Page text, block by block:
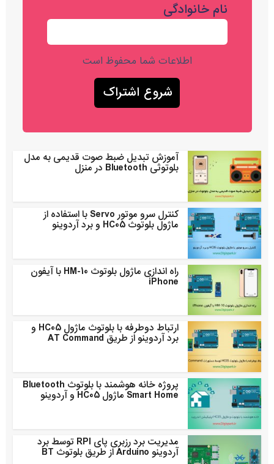
نام خانوادگی
اطلاعات شما محفوظ است
آموزش تبدیل ضبط صوت قدیمی به مدل
بلوتوثی Bluetooth در منزل
کنترل سرو موتور Servo با استفاده از
ماژول بلوتوث HC05 و برد آردوینو
راه اندازی ماژول بلوتوث HM-10 با آیفون
iPhone
ارتباط دوطرفه با بلوتوث ماژول HC05 و
برد آردوینو از طریق AT Command
پروژه خانه هوشمند با بلوتوث Bluetooth
Smart Home ماژول HC05 و آردوینو
مدیریت برد رزبری پای RPI توسط برد
آردوینو Arduino از طریق بلوتوث BT